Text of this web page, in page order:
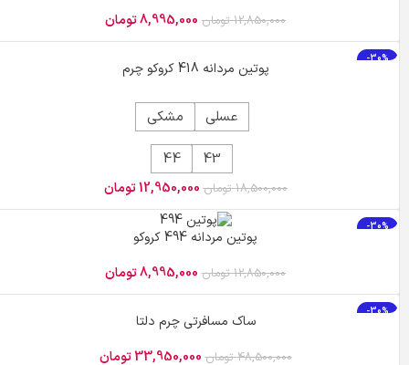
12,850,000 تومان 8,995,000تومان
-30%
پوتین مردانه 418 کروکو چرم
عسلی
مشکی
43
44
18,500,000 تومان 12,950,000تومان
-30%
پوتین مردانه 494 کروکو
12,850,000 تومان 8,995,000تومان
-30%
ساک مسافرتی چرم دلتا
48,500,000 تومان 33,950,000تومان